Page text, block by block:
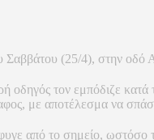
(25/4), στην οδό
τον εμπόδιζε κατά
με αποτέλεσμα να
από το σημείο, ωστόσο